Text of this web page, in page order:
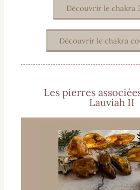
Découvrir le chakra
Découvrir le chakra
Les pierres
Lauviah II